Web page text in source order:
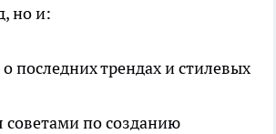
но и:
последних трендах и стилевых
советами по созданию